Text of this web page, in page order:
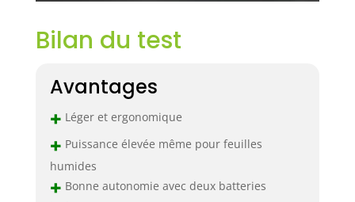
Bilan du test
Avantages
+ Léger et ergonomique
+ Puissance élevée même pour feuilles
humides
+ Bonne autonomie avec deux batteries